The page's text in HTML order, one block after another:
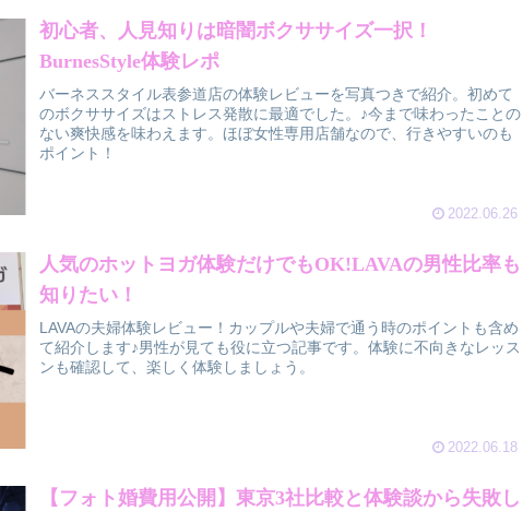
初心者、人見知りは暗闇ボクササイズ一択！
BurnesStyle体験レポ
バーネススタイル表参道店の体験レビューを写真つきで紹介。初めて
のボクササイズはストレス発散に最適でした。♪今まで味わったことの
ない爽快感を味わえます。ほぼ女性専用店舗なので、行きやすいのも
ポイント！
2022.06.26
人気のホットヨガ体験だけでもOK!LAVAの男性比率も
知りたい！
LAVAの夫婦体験レビュー！カップルや夫婦で通う時のポイントも含め
て紹介します♪男性が見ても役に立つ記事です。体験に不向きなレッス
ンも確認して、楽しく体験しましょう。
2022.06.18
【フォト婚費用公開】東京3社比較と体験談から失敗し